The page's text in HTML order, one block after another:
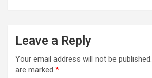
Leave a Reply
Your email address will not be published.
are marked *